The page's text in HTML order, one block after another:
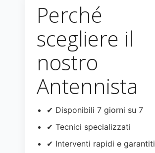
Perché
scegliere il
nostro
Antennista
✔ Disponibili 7 giorni su 7
✔ Tecnici specializzati
✔ Interventi rapidi e garantiti